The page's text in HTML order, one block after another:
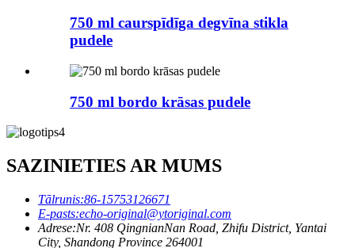
750 ml caurspīdīga degvīna stikla
pudele
750 ml bordo krāsas pudele
SAZINIETIES AR MUMS
Tālrunis:86-15753126671
E-pasts:echo-original@ytoriginal.com
Adrese:Nr. 408 QingnianNan Road, Zhifu District, Yantai
City, Shandong Province 264001